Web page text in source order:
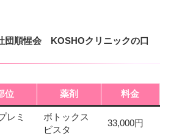
団順惺会 KOSHOクリニックの口
位 薬剤 料金
レミ
ボトックス
ビスタ
33,000円